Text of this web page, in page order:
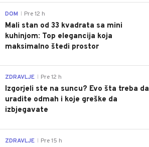
DOM Pre 12 h
Mali stan od 33 kvadrata sa mini
kuhinjom: Top elegancija koja
maksimalno štedi prostor
ZDRAVLJE Pre 12 h
Izgorjeli ste na suncu? Evo šta treba da
uradite odmah i koje greške da
izbjegavate
ZDRAVLJE Pre 15 h